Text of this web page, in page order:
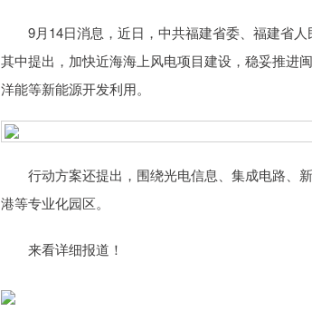
9月14日消息，近日，中共福建省委、福建省人
其中提出，加快近海海上风电项目建设，稳妥推进
洋能等新能源开发利用。
行动方案还提出，围绕光电信息、集成电路、
港等专业化园区。
来看详细报道！